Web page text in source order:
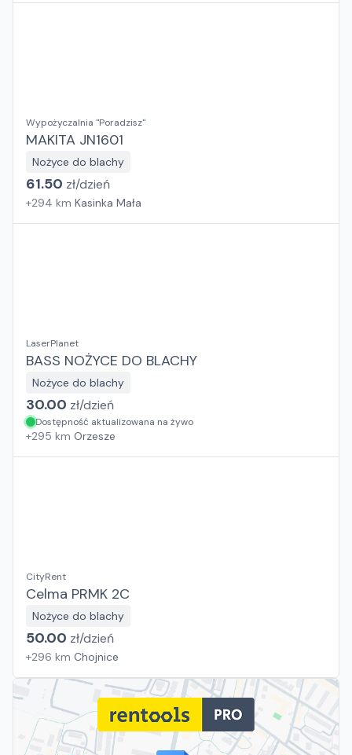
Wypożyczalnia "Poradzisz"
MAKITA JN1601
Nożyce do blachy
61.50 zł/dzień
+294 km Kasinka Mała
LaserPlanet
BASS NOŻYCE DO BLACHY
Nożyce do blachy
30.00 zł/dzień
Dostępność aktualizowana na żywo
+295 km Orzesze
CityRent
Celma PRMK 2C
Nożyce do blachy
50.00 zł/dzień
+296 km Chojnice